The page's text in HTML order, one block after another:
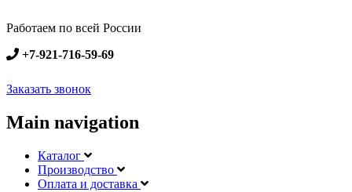
Работаем по всей России
+7-921-716-59-69
Заказать звонок
Main navigation
Каталог
Производство
Оплата и доставка